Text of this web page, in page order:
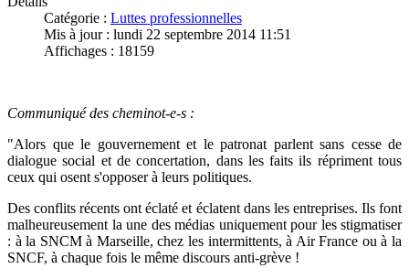
Catégorie : Luttes professionnelles
Mis à jour : lundi 22 septembre 2014 11:51
Affichages : 18159
Communiqué des cheminot-e-s :
"Alors que le gouvernement et le patronat parlent sans cesse de
dialogue social et de concertation, dans les faits ils répriment tous
ceux qui osent s'opposer à leurs politiques.
Des conflits récents ont éclaté et éclatent dans les entreprises. Ils font
malheureusement la une des médias uniquement pour les stigmatiser
: à la SNCM à Marseille, chez les intermittents, à Air France ou à la
SNCF, à chaque fois le même discours anti-grève !